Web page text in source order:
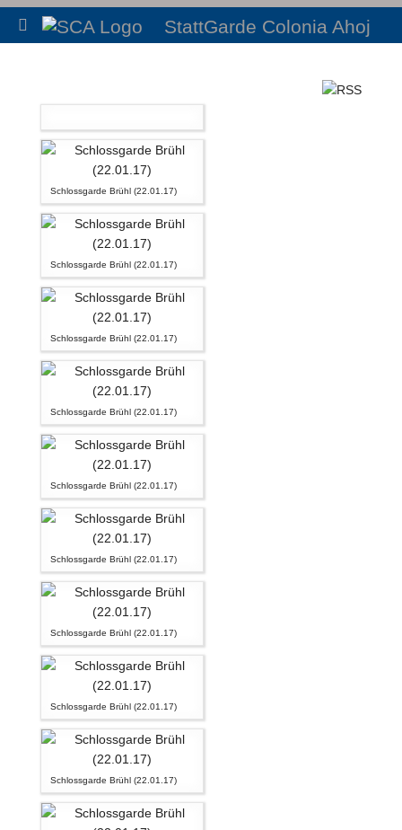
StattGarde Colonia Ahoj
Schlossgarde Brühl (22.01.17)
Schlossgarde Brühl (22.01.17)
Schlossgarde Brühl (22.01.17)
Schlossgarde Brühl (22.01.17)
Schlossgarde Brühl (22.01.17)
Schlossgarde Brühl (22.01.17)
Schlossgarde Brühl (22.01.17)
Schlossgarde Brühl (22.01.17)
Schlossgarde Brühl (22.01.17)